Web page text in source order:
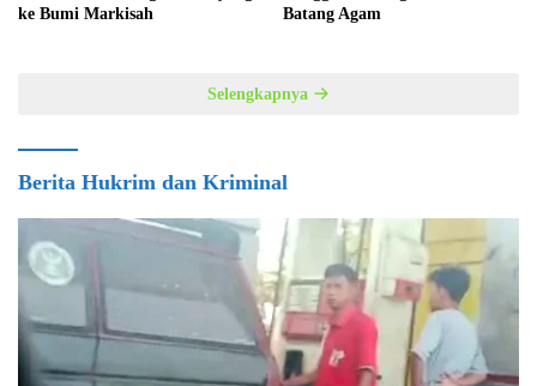
ke Bumi Markisah
Batang Agam
Selengkapnya
Berita Hukrim dan Kriminal